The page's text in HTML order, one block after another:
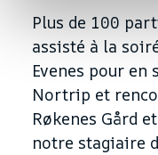
Plus de 100
assisté à la
Evenes pour en
Nortrip et
Røkenes Gård
notre stagiaire